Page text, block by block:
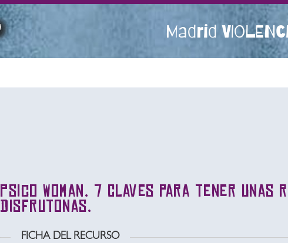
Madrid
Psico Woman. 7 Claves para tener unas
disfrutonas.
FICHA DEL RECURSO